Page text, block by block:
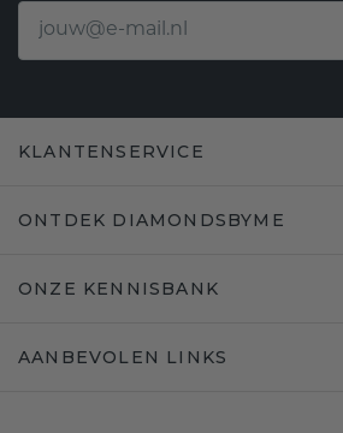
KLANTENSERVICE
ONTDEK DIAMONDSBYME
ONZE KENNISBANK
AANBEVOLEN LINKS